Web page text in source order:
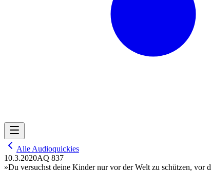
Alle Audioquickies
10.3.2020AQ 837
»Du versuchst deine Kinder nur vor der Welt zu schützen, vor